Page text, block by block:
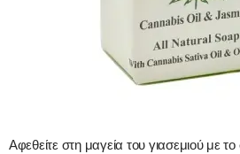
Αφεθείτε στη μαγεία του γιασεμιού με